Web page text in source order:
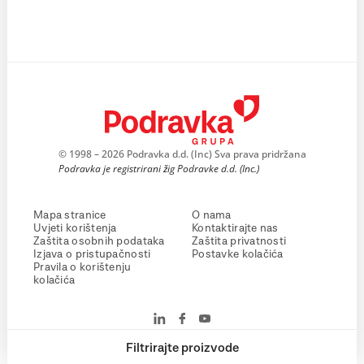
Filtrirajte proizvode
© 1998 – 2026 Podravka d.d. (Inc) Sva prava pridržana
Podravka je registrirani žig Podravke d.d. (Inc.)
Mapa stranice
Uvjeti korištenja
Zaštita osobnih podataka
Izjava o pristupačnosti
Pravila o korištenju
kolačića
O nama
Kontaktirajte nas
Zaštita privatnosti
Postavke kolačića